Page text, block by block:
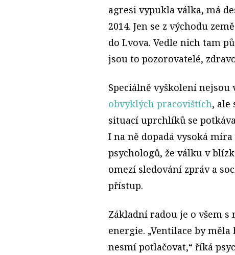
agresi vypukla válka, má
2014. Jen se z východu
do Lvova. Vedle nich tam
jsou to pozorovatelé,
Speciálně vyškolení nejsou
obvyklých pracovištích, ale
situací uprchlíků se
I na ně dopadá vysoká
psychologů, že válku v
omezí sledování zpráv a
přístup.
Základní radou je o všem
energie. „Ventilace by
nesmí potlačovat,“ říká